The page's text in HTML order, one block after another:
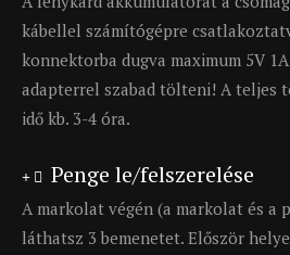
kábellel számítógépre
konnektorba dugva maximum 5V
adapterrel szabad tölteni! A teljes
idő kb. 3-4 óra.
Penge le/felszerelése
A markolat végén (a markolat és a
láthatsz 3 bemenetet. Először